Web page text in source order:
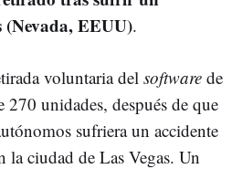
(Nevada, EEUU).
voluntaria del software de
270 unidades, después de que
sufriera un accidente
la ciudad de Las Vegas. Un